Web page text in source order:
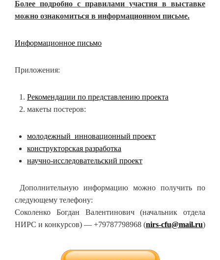
Более подробно с правилами участия в выставке
можно ознакомиться в информационном письме.
Информационное письмо
Приложения:
Рекомендации по представлению проекта
макеты постеров:
молодежный_инновационный проект
конструкторская разработка
научно-исследовательский проект
Дополнительную информацию можно получить по
следующему телефону:
Соколенко Богдан Валентинович (начальник отдела
НИРС и конкурсов) — +79787798968 (nirs-cfu@mail.ru)